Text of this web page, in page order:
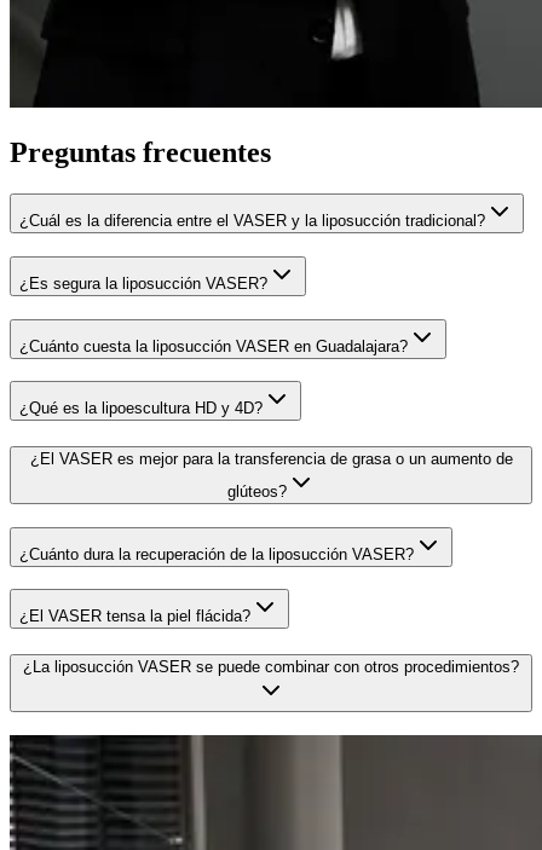
Preguntas frecuentes
¿Cuál es la diferencia entre el VASER y la liposucción tradicional?
¿Es segura la liposucción VASER?
¿Cuánto cuesta la liposucción VASER en Guadalajara?
¿Qué es la lipoescultura HD y 4D?
¿El VASER es mejor para la transferencia de grasa o un aumento de
glúteos?
¿Cuánto dura la recuperación de la liposucción VASER?
¿El VASER tensa la piel flácida?
¿La liposucción VASER se puede combinar con otros procedimientos?